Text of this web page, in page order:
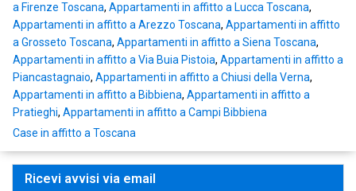
a Firenze Toscana, Appartamenti in affitto a Lucca Toscana,
Appartamenti in affitto a Arezzo Toscana, Appartamenti in affitto
a Grosseto Toscana, Appartamenti in affitto a Siena Toscana,
Appartamenti in affitto a Via Buia Pistoia, Appartamenti in affitto a
Piancastagnaio, Appartamenti in affitto a Chiusi della Verna,
Appartamenti in affitto a Bibbiena, Appartamenti in affitto a
Pratieghi, Appartamenti in affitto a Campi Bibbiena
Case in affitto a Toscana
Ricevi avvisi via email